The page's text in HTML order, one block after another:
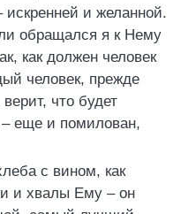
и желанной.
обращался я к Нему
как должен человек
человек, прежде
что будет
еще и помилован,
с вином, как
и хвалы Ему – он